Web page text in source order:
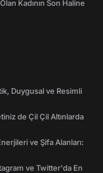
Kadının Son Haline
Duygusal ve Resimli
de Çil Çil Altınlarda
ve Şifa Alanları:
ve Twitter'da En